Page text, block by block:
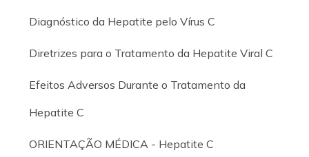
Diagnóstico da Hepatite pelo Vírus C
Diretrizes para o Tratamento da Hepatite Viral C
Efeitos Adversos Durante o Tratamento da
Hepatite C
ORIENTAÇÃO MÉDICA - Hepatite C